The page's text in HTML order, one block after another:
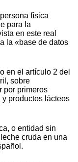
física
para la
en este real
la «base de datos
en el artículo 2 del
sobre
por primeros
productos lácteos
o entidad sin
cruda en una